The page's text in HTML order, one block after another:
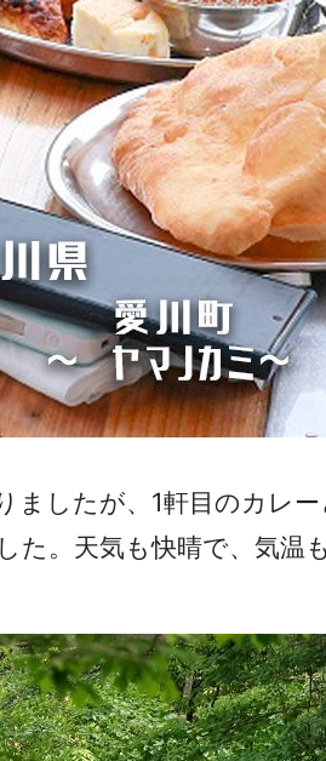
したが、1軒目のカレ
。天気も快晴で、気温